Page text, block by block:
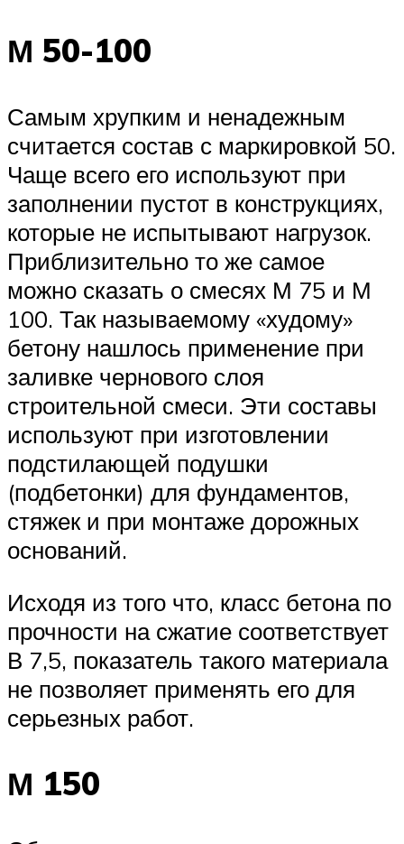
М 50-100
Самым хрупким и ненадежным
считается состав с маркировкой 50.
Чаще всего его используют при
заполнении пустот в конструкциях,
которые не испытывают нагрузок.
Приблизительно то же самое
можно сказать о смесях М 75 и М
100. Так называемому «худому»
бетону нашлось применение при
заливке чернового слоя
строительной смеси. Эти составы
используют при изготовлении
подстилающей подушки
(подбетонки) для фундаментов,
стяжек и при монтаже дорожных
оснований.
Исходя из того что, класс бетона по
прочности на сжатие соответствует
В 7,5, показатель такого материала
не позволяет применять его для
серьезных работ.
М 150